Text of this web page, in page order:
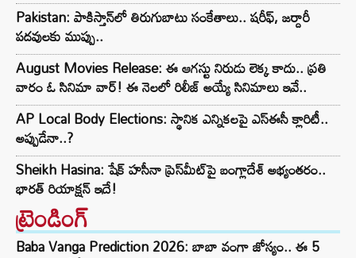
Pakistan: పాకిస్తాన్‌లో తిరుగుబాటు సంకేతాలు.. షరీఫ్, జర్దారీ
పదవులకు ముప్పు..
August Movies Release: ఈ ఆగస్టు నిరుడు లెక్క కాదు.. ప్రతి
వారం ఓ సినిమా వార్! ఈ నెలలో రిలీజ్ అయ్యే సినిమాలు ఇవే..
AP Local Body Elections: స్థానిక ఎన్నికలపై ఎస్ఈసీ క్లారిటీ..
అప్పుడేనా..?
Sheikh Hasina: షేక్ హసీనా ప్రెస్‌మీట్‌పై బంగ్లాదేశ్ అభ్యంతరం..
భారత్ రియాక్షన్ ఇదే!
ట్రెండింగ్‌
Baba Vanga Prediction 2026: బాబా వంగా జోస్యం.. ఈ 5